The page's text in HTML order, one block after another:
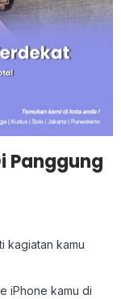
Panggung
kagiatan kamu
iPhone kamu di